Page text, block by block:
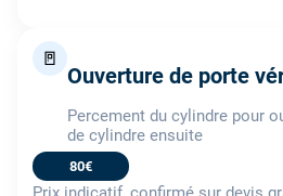
🚪
Ouverture de porte
Percement du cylindre pour
de cylindre ensuite
80€